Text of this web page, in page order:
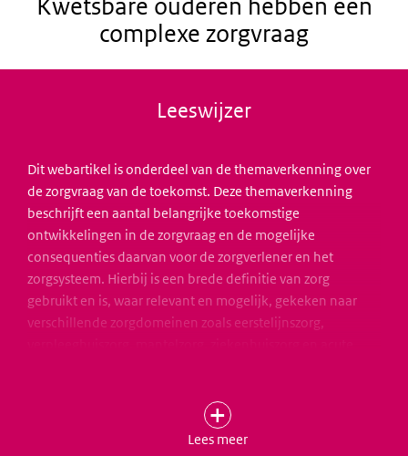
Kwetsbare ouderen hebben een
complexe zorgvraag
Leeswijzer
Lees meer
Dit webartikel is onderdeel van de themaverkenning over
de zorgvraag van de toekomst. Deze themaverkenning
beschrijft een aantal belangrijke toekomstige
ontwikkelingen in de zorgvraag en de mogelijke
consequenties daarvan voor de zorgverlener en het
zorgsysteem. Hierbij is een brede definitie van zorg
gebruikt en is, waar relevant en mogelijk, gekeken naar
verschillende zorgdomeinen zoals eerstelijnszorg,
De themaverkenning is signalerend van aard en gebaseerd
op een selectie van ontwikkelingen. Deze selectie is tot
stand gekomen via expertconsultatie en